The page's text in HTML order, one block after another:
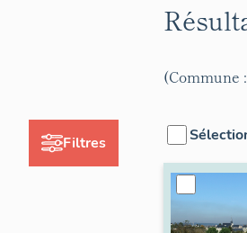
Filtres
(Commune